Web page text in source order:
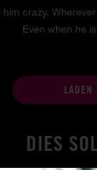
crazy.
Even when he
LADEN
DIES